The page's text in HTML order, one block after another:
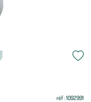
réf : 1092991